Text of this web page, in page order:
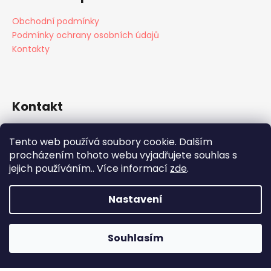
Tento web používá soubory cookie. Dalším
procházením tohoto webu vyjadřujete souhlas s
jejich používáním.. Více informací zde.
Nastavení
Souhlasím
Obchodní podmínky
Podmínky ochrany osobních údajů
Kontakty
Kontakt
+420 608 431 648
+420 603 479 485
Edu4fun
Edu4Fun. Všechna práva vyhrazena.